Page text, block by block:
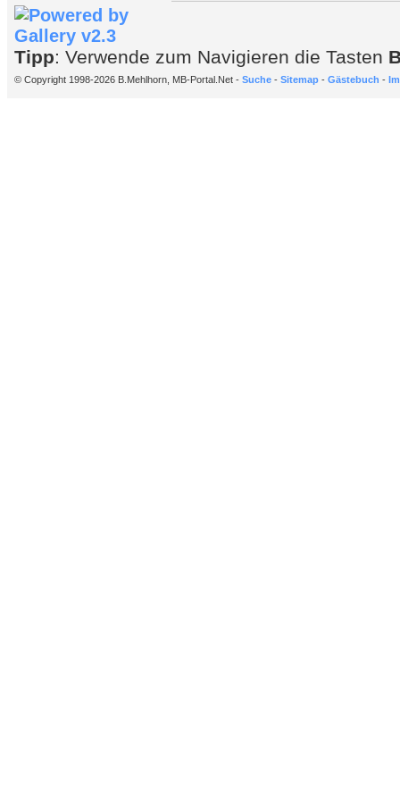
Tipp: Verwende zum Navigieren die Tasten
© Copyright 1998-2026 B.Mehlhorn, MB-Portal.Net - Suche - Sitemap - Gästebuch -